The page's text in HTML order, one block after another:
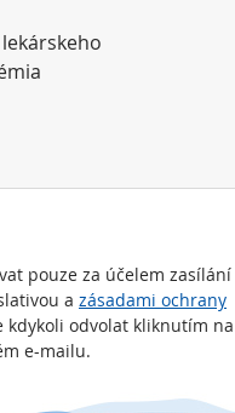
pouze za účelem zasílání
a zásadami ochrany
kdykoli odvolat kliknutím na
e-mailu.